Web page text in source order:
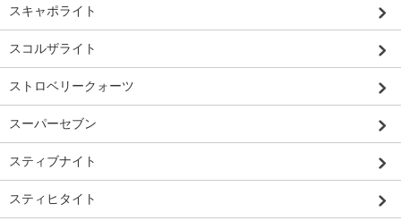
スキャポライト
スコルザライト
ストロベリークォーツ
スーパーセブン
スティブナイト
スティヒタイト